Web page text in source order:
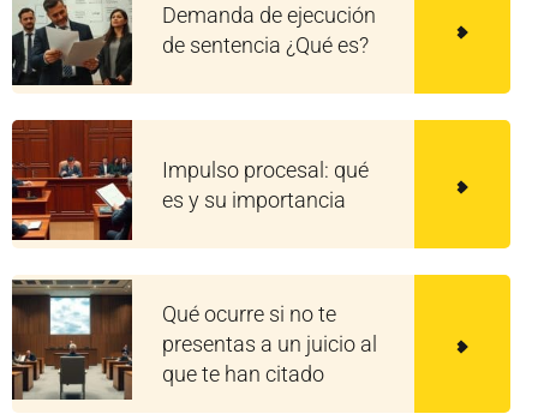
Demanda de ejecución
de sentencia ¿Qué es?
Impulso procesal: qué
es y su importancia
Qué ocurre si no te
presentas a un juicio al
que te han citado